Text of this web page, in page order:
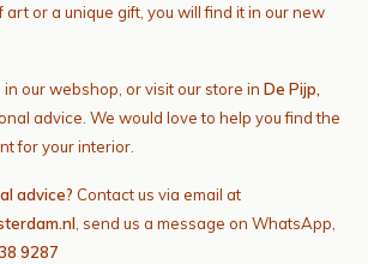
or a unique gift, you will find it in our new
our webshop, or visit our store in De Pijp,
advice. We would love to help you find the
for your interior.
advice? Contact us via email at
, send us a message on WhatsApp,
9287